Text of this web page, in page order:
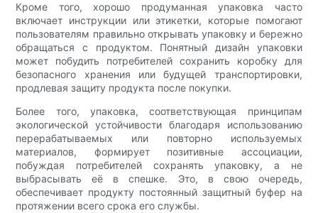
Кроме того, хорошо продуманная упаковка часто
включает инструкции или этикетки, которые помогают
пользователям правильно открывать упаковку и бережно
обращаться с продуктом. Понятный дизайн упаковки
может побудить потребителей сохранить коробку для
безопасного хранения или будущей транспортировки,
продлевая защиту продукта после покупки.
Более того, упаковка, соответствующая принципам
экологической устойчивости благодаря использованию
перерабатываемых или повторно используемых
материалов, формирует позитивные ассоциации,
побуждая потребителей сохранять упаковку, а не
выбрасывать её в спешке. Это, в свою очередь,
обеспечивает продукту постоянный защитный буфер на
протяжении всего срока его службы.